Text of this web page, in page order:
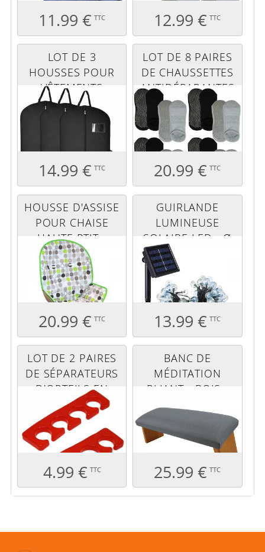
11.99 € TTC 12.99 € TTC
LOT DE 3
HOUSSES POUR
VÊTEMENTS
PREMIUM - 60 X
120 CM - NOIR
14.99 € TTC
LOT DE 8 PAIRES
DE CHAUSSETTES
ANTIDÉRAPANTES
- XL - GRIS ET
NOIR
20.99 € TTC
HOUSSE D'ASSISE
POUR CHAISE
HAUTE PTIT -
OLIVE
20.99 € TTC
GUIRLANDE
LUMINEUSE
SOLAIRE LED - Ø
2.2 CM - 17 M -
BLANC FROID
13.99 € TTC
LOT DE 2 PAIRES
DE SÉPARATEURS
D'ORTEILS EN
SILICONE -
ROUGE
4.99 € TTC
BANC DE
MÉDITATION
PLIANT - BOIS -
25.99 € TTC